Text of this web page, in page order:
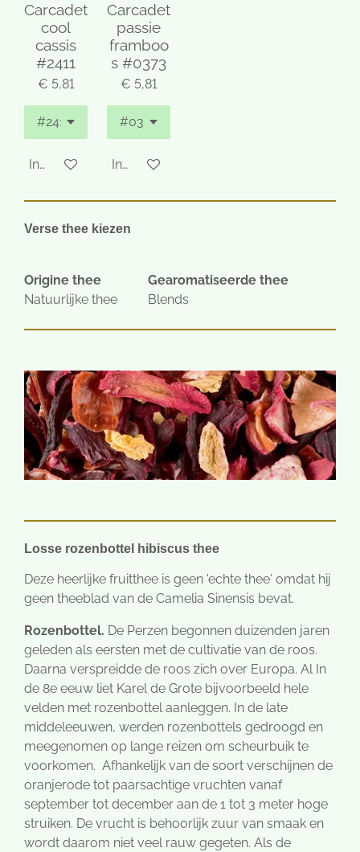
Carcadet
cool
cassis
#2411
€ 5,81
In winkelwagen
Carcadet
passie
framboo
s #0373
€ 5,81
In winkelwagen
Verse thee kiezen
Origine thee
Gearomatiseerde thee
Natuurlijke thee
Blends
Losse rozenbottel hibiscus thee
Deze heerlijke fruitthee is geen 'echte thee' omdat hij
geen theeblad van de Camelia Sinensis bevat.
Rozenbottel. De Perzen begonnen duizenden jaren
geleden als eersten met de cultivatie van de roos.
Daarna verspreidde de roos zich over Europa. Al In
de 8e eeuw liet Karel de Grote bijvoorbeeld hele
velden met rozenbottel aanleggen. In de late
middeleeuwen, werden rozenbottels gedroogd en
meegenomen op lange reizen om scheurbuik te
voorkomen. Afhankelijk van de soort verschijnen de
oranjerode tot paarsachtige vruchten vanaf
september tot december aan de 1 tot 3 meter hoge
struiken. De vrucht is behoorlijk zuur van smaak en
wordt daarom niet veel rauw gegeten. Als de